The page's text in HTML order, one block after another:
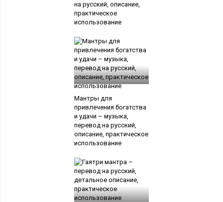
на русский, описание,
практическое
использование
Мантры для
привлечения богатства
и удачи – музыка,
перевод на русский,
описание, практическое
использование